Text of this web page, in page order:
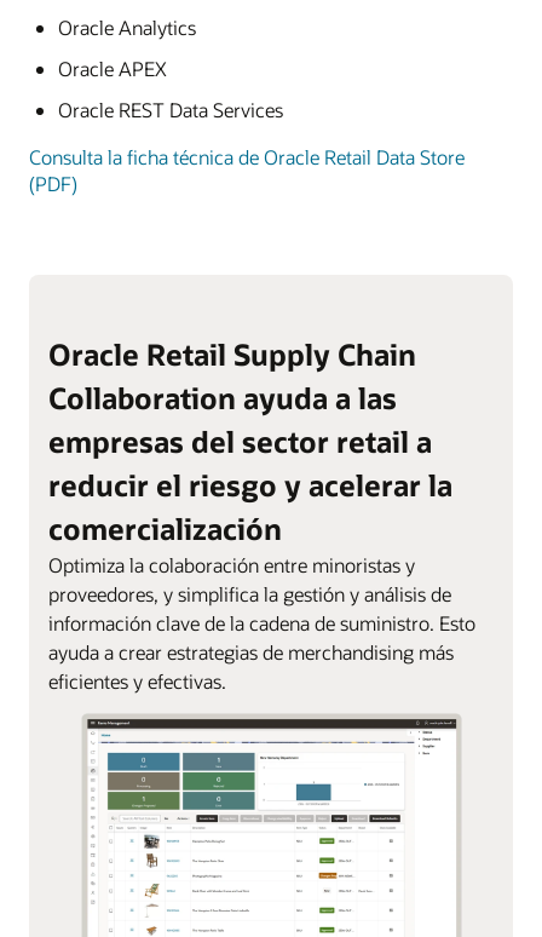
Oracle Analytics
Oracle APEX
Oracle REST Data Services
Consulta la ficha técnica de Oracle Retail Data Store
(PDF)
Oracle Retail Supply Chain
Collaboration ayuda a las
empresas del sector retail a
reducir el riesgo y acelerar la
comercialización
Optimiza la colaboración entre minoristas y
proveedores, y simplifica la gestión y análisis de
información clave de la cadena de suministro. Esto
ayuda a crear estrategias de merchandising más
eficientes y efectivas.